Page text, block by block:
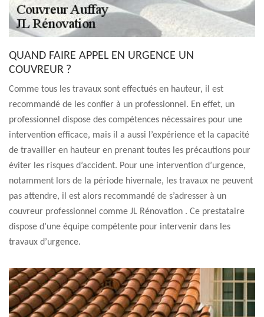
QUAND FAIRE APPEL EN URGENCE UN
COUVREUR ?
Comme tous les travaux sont effectués en hauteur, il est
recommandé de les confier à un professionnel. En effet, un
professionnel dispose des compétences nécessaires pour une
intervention efficace, mais il a aussi l’expérience et la capacité
de travailler en hauteur en prenant toutes les précautions pour
éviter les risques d’accident. Pour une intervention d’urgence,
notamment lors de la période hivernale, les travaux ne peuvent
pas attendre, il est alors recommandé de s’adresser à un
couvreur professionnel comme JL Rénovation . Ce prestataire
dispose d’une équipe compétente pour intervenir dans les
travaux d’urgence.